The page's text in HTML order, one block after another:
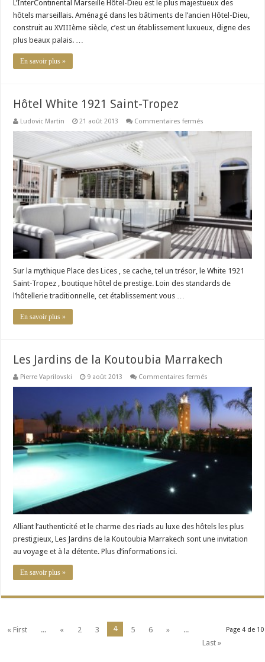
L’InterContinental Marseille Hôtel-Dieu est le plus majestueux des
hôtels marseillais. Aménagé dans les bâtiments de l’ancien Hôtel-Dieu,
construit au XVIIIème siècle, c’est un établissement luxueux, digne des
plus beaux palais. …
En savoir plus »
Hôtel White 1921 Saint-Tropez
Ludovic Martin 21 août 2013 Commentaires fermés
Tropez
Sur la mythique Place des Lices , se cache, tel un trésor, le White 1921
Saint-Tropez , boutique hôtel de prestige. Loin des standards de
l’hôtellerie traditionnelle, cet établissement vous …
En savoir plus »
Les Jardins de la Koutoubia Marrakech
Pierre Vaprilovski 9 août 2013 Commentaires fermés
Jardins
de
la
Koutoubia
Marrakech
Alliant l’authenticité et le charme des riads au luxe des hôtels les plus
prestigieux, Les Jardins de la Koutoubia Marrakech sont une invitation
au voyage et à la détente. Plus d’informations ici.
En savoir plus »
Page 4 de 10
« First ... « 2 3 4 5 6 »
...
Last »